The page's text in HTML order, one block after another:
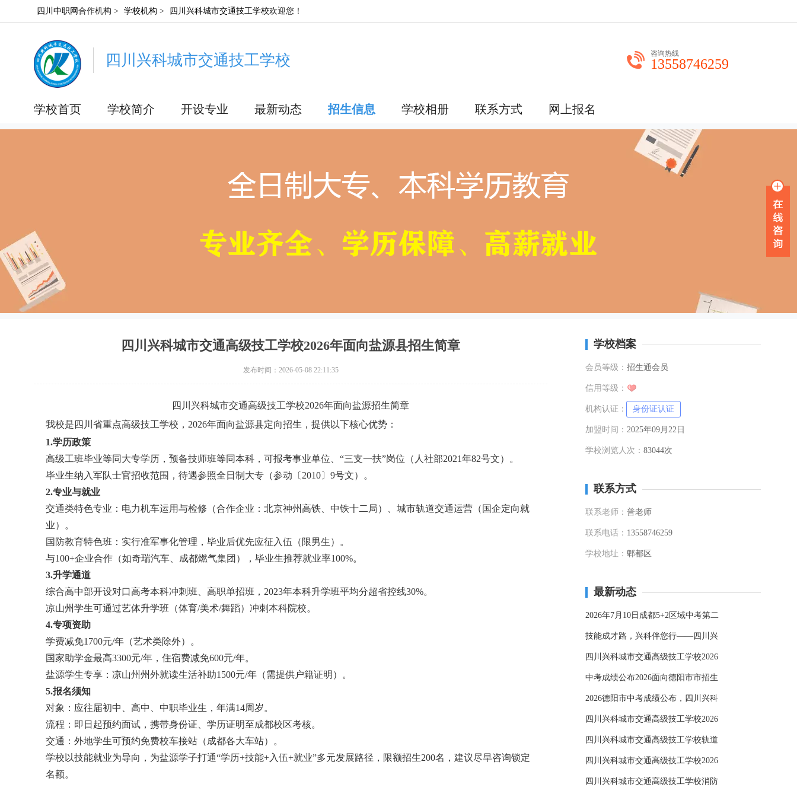
四川中职网 合作机构 > 学校机构 > 四川兴科城市交通技工学校欢迎您！
四川兴科城市交通技工学校 咨询热线
13558746259
学校首页 学校简介 开设专业 最新动态 招生信息 学校相册 联系方式 网上报名
四川兴科城市交通高级技工学校2026年面向盐源县招生简章
发布时间：2026-05-08 22:11:35
四川兴科城市交通高级技工学校2026年面向盐源招生简章
我校是四川省重点高级技工学校，2026年面向盐源县定向招生，提供以下核心优势：
1.学历政策
高级工班毕业等同大专学历，预备技师班等同本科，可报考事业单位、“三支一扶”岗位（人社部2021年82号文）。
毕业生纳入军队士官招收范围，待遇参照全日制大专（参动〔2010〕9号文）。
2.专业与就业
交通类特色专业：电力机车运用与检修（合作企业：北京神州高铁、中铁十二局）、城市轨道交通运营（国企定向就
业）。
国防教育特色班：实行准军事化管理，毕业后优先应征入伍（限男生）。
与100+企业合作（如奇瑞汽车、成都燃气集团），毕业生推荐就业率100%。
3.升学通道
综合高中部开设对口高考本科冲刺班、高职单招班，2023年本科升学班平均分超省控线30%。
凉山州学生可通过艺体升学班（体育/美术/舞蹈）冲刺本科院校。
4.专项资助
学费减免1700元/年（艺术类除外）。
国家助学金最高3300元/年，住宿费减免600元/年。
盐源学生专享：凉山州州外就读生活补助1500元/年（需提供户籍证明）。
5.报名须知
对象：应往届初中、高中、中职毕业生，年满14周岁。
流程：即日起预约面试，携带身份证、学历证明至成都校区考核。
交通：外地学生可预约免费校车接站（成都各大车站）。
学校以技能就业为导向，为盐源学子打通“学历+技能+入伍+就业”多元发展路径，限额招生200名，建议尽早咨询锁定
名额。
学校档案
会员等级： 招生通会员
信用等级：
机构认证： 身份证认证
加盟时间： 2025年09月22日
学校浏览人次： 83044次
联系方式
联系老师： 普老师
联系电话： 13558746259
学校地址： 郫都区
最新动态
2026年7月10日成都5+2区域中考第二
技能成才路，兴科伴您行——四川兴
四川兴科城市交通高级技工学校2026
中考成绩公布2026面向德阳市市招生
2026德阳市中考成绩公布，四川兴科
四川兴科城市交通高级技工学校2026
四川兴科城市交通高级技工学校轨道
四川兴科城市交通高级技工学校2026
四川兴科城市交通高级技工学校消防